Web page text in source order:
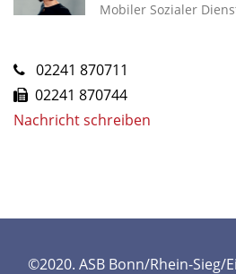
Mobiler Sozialer
02241 870711
02241 870744
Nachricht schreiben
©2020. ASB Bonn/Rhein-Sieg/